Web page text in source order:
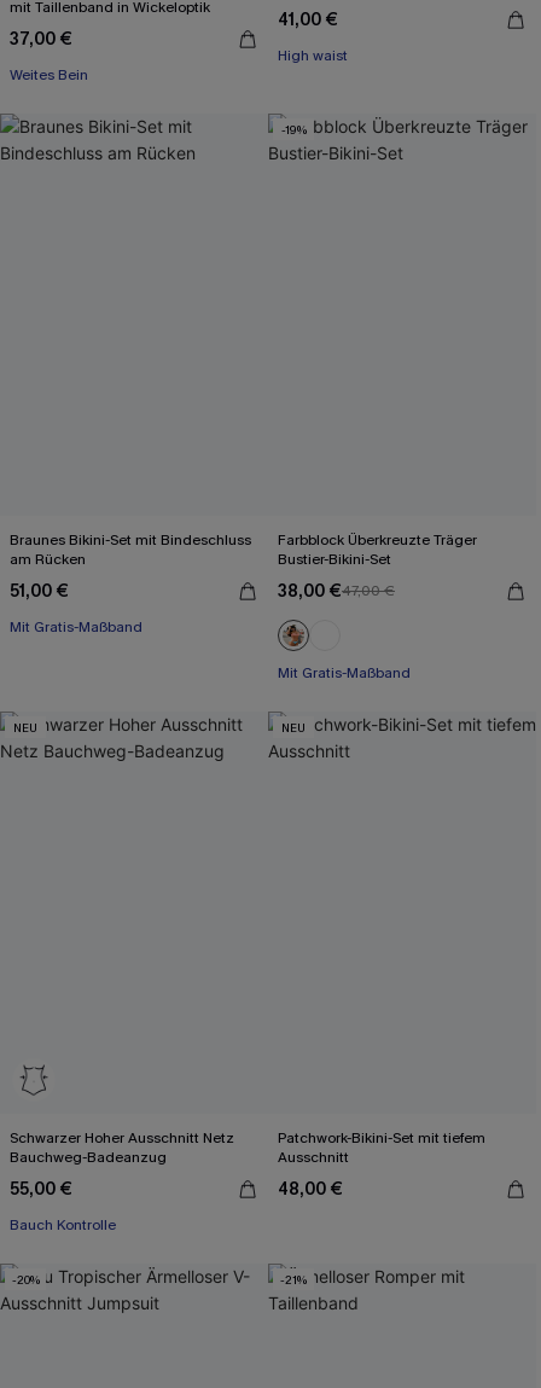
mit Taillenband in Wickeloptik
37,00 €
Weites Bein
41,00 €
High waist
Braunes Bikini-Set mit Bindeschluss
am Rücken
51,00 €
Mit Gratis-Maßband
-19%
Farbblock Überkreuzte Träger
Bustier-Bikini-Set
38,00 €47,00 €
Mit Gratis-Maßband
Rüschen
NEU
Schwarzer Hoher Ausschnitt Netz
Bauchweg-Badeanzug
55,00 €
Bauch Kontrolle
NEU
Patchwork-Bikini-Set mit tiefem
Ausschnitt
48,00 €
-20% -21%